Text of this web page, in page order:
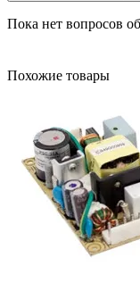
Пока нет вопросов
Похожие товары